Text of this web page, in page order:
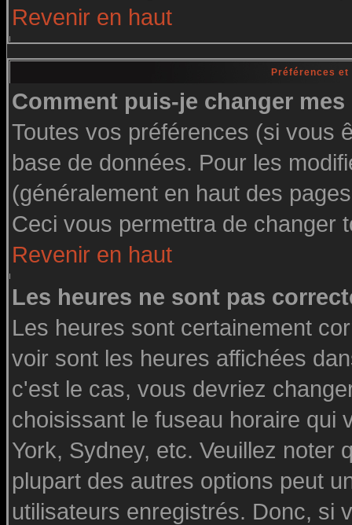
Revenir en haut
Préférences
Comment puis-je changer
Toutes vos préférences (si vous
base de données. Pour les
(généralement en haut des
Ceci vous permettra de changer
Revenir en haut
Les heures ne sont pas
Les heures sont certainement
voir sont les heures affichées
c'est le cas, vous devriez
choisissant le fuseau horaire qui
York, Sydney, etc. Veuillez noter
plupart des autres options peut
utilisateurs enregistrés. Donc, si